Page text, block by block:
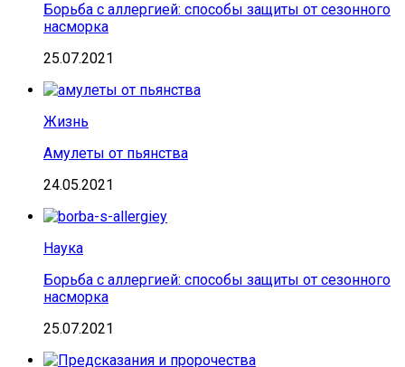
Борьба с аллергией: способы защиты от сезонного
насморка
25.07.2021
Жизнь
Амулеты от пьянства
24.05.2021
Наука
Борьба с аллергией: способы защиты от сезонного
насморка
25.07.2021